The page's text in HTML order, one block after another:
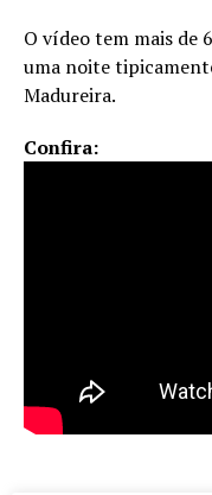
O vídeo tem mais de
uma noite
Madureira.
Confira: